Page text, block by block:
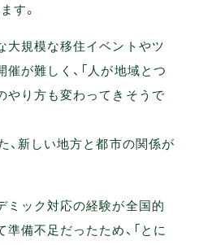
す。
大規模な移住イベントやツ
が難しく、「人が地域とつ
やり方も変わってきそうで
、新しい地方と都市の関係が
ミック対応の経験が全国的
備不足だったため、「とに